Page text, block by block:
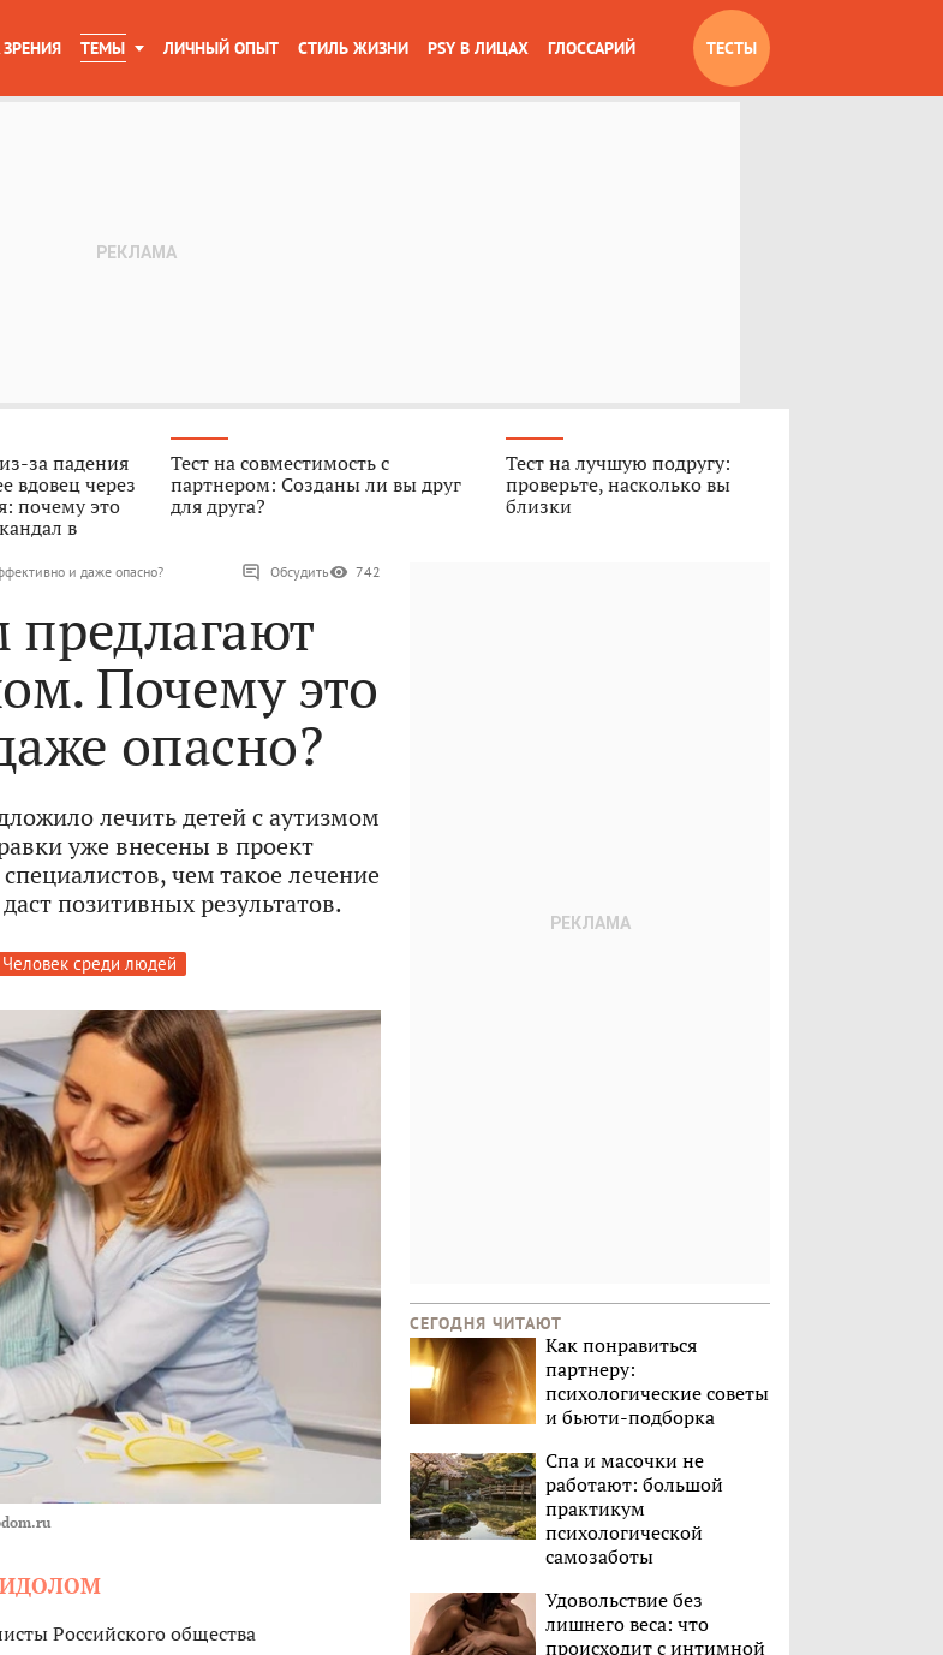
ТЕМЫ ЛИЧНЫЙ ОПЫТ СТИЛЬ ЖИЗНИ PSY В ЛИЦАХ ГЛОССАРИЙ ТЕСТЫ
за падения
вдовец через
почему это
в
Тест на совместимость с
партнером: Созданы ли вы друг
для друга?
Тест на лучшую подругу:
проверьте, насколько вы
близки
и даже опасно? Обсудить 742
предлагают
Почему это
опасно?
лечить детей с аутизмом
уже внесены в проект
чем такое лечение
позитивных результатов.
Человек среди людей
Российского общества
СЕГОДНЯ ЧИТАЮТ
Как понравиться
партнеру:
психологические советы
и бьюти-подборка
Спа и масочки не
работают: большой
практикум
психологической
самозаботы
Удовольствие без
лишнего веса: что
происходит с интимной